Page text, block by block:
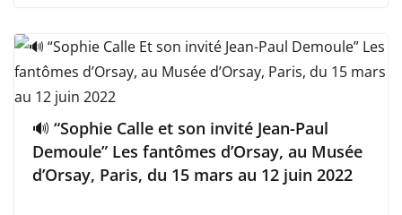
🔊 “Sophie Calle et son invité Jean-Paul
Demoule” Les fantômes d’Orsay, au Musée
d’Orsay, Paris, du 15 mars au 12 juin 2022